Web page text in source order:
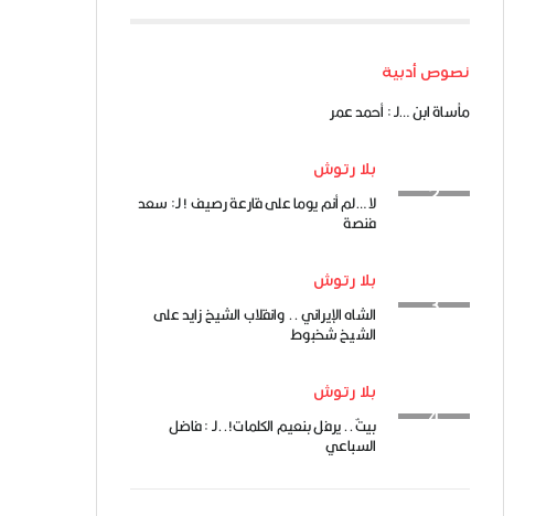
نصوص أدبية
مأساة ابن …لـ : أحمد عمر
بلا رتوش
لا …لم أنم يوما على قارعة رصيف ! لـ: سعد
فنصة
بلا رتوش
الشاه الإيراني .. وانقلاب الشيخ زايد على
الشيخ شخبوط
بلا رتوش
بيتٌ.. يرفل بنعيم الكلمات!..لـ : فاضل
السباعي